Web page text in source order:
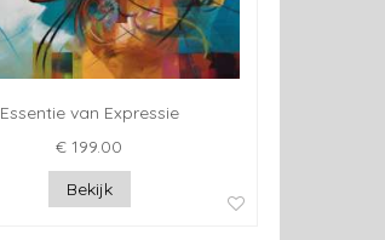
Essentie van Expressie
€ 199.00
Bekijk